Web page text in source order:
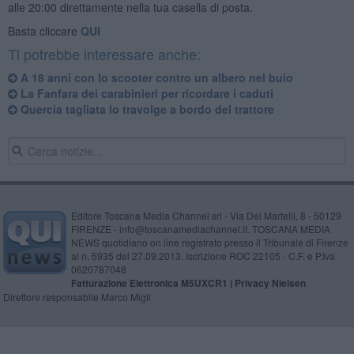
alle 20:00 direttamente nella tua casella di posta.
Basta cliccare QUI
Ti potrebbe interessare anche:
A 18 anni con lo scooter contro un albero nel buio
La Fanfara dei carabinieri per ricordare i caduti
Quercia tagliata lo travolge a bordo del trattore
Editore Toscana Media Channel srl - Via Dei Martelli, 8 - 50129
FIRENZE - info@toscanamediachannel.it. TOSCANA MEDIA
NEWS quotidiano on line registrato presso il Tribunale di Firenze
al n. 5935 del 27.09.2013. Iscrizione ROC 22105 - C.F. e P.Iva
0620787048
Fatturazione Elettronica M5UXCR1 | Privacy Nielsen
Direttore responsabile Marco Migli